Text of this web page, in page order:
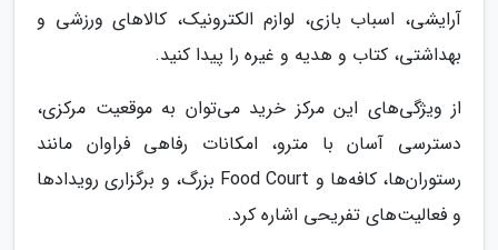
آرایشی، اسباب بازی، لوازم الکترونیک، کالاهای ورزشی و
بهداشتی، کتاب و هدیه و غیره را پیدا کنید.
از ویژگی‌های این مرکز خرید می‌توان به موقعیت مرکزی،
دسترسی آسان با مترو، امکانات رفاهی فراوان مانند
رستوران‌ها، کافه‌ها و Food Court بزرگ، و برگزاری رویدادها
و فعالیت‌های تفریحی اشاره کرد.